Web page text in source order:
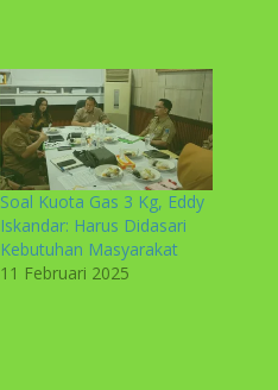
Soal Kuota Gas 3 Kg, Eddy
Iskandar: Harus Didasari
Kebutuhan Masyarakat
11 Februari 2025